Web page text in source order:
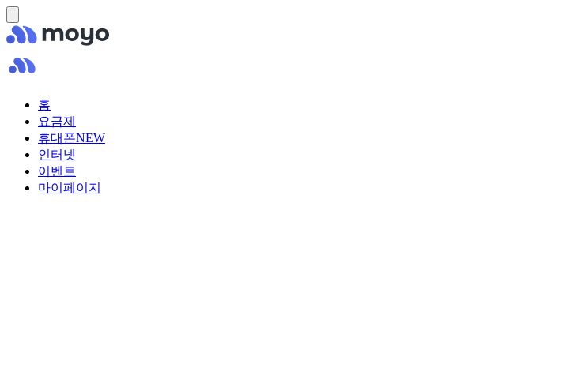
홈
요금제
휴대폰NEW
인터넷
이벤트
마이페이지